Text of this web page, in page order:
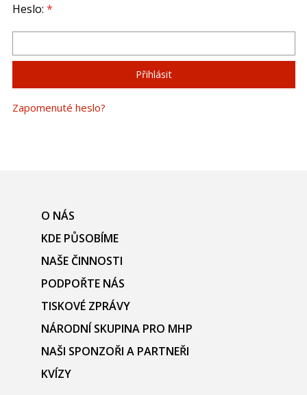
Heslo: *
Zapomenuté heslo?
O NÁS
KDE PŮSOBÍME
NAŠE ČINNOSTI
PODPOŘTE NÁS
TISKOVÉ ZPRÁVY
NÁRODNÍ SKUPINA PRO MHP
NAŠI SPONZOŘI A PARTNEŘI
KVÍZY